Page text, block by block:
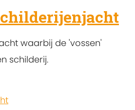
waarbij de 'vossen'
schilderij.